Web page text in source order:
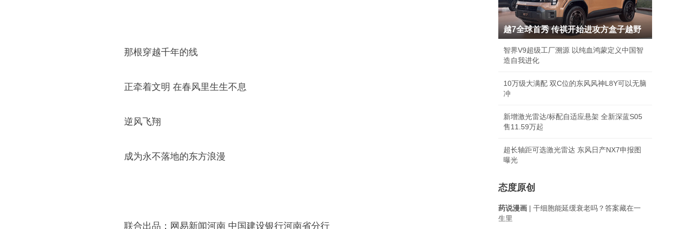
那根穿越千年的线
正牵着文明 在春风里生生不息
逆风飞翔
成为永不落地的东方浪漫
联合出品：网易新闻河南 中国建设银行河南省分行
越7全球首秀 传祺开始进攻方盒子越野
智界V9超级工厂溯源 以纯血鸿蒙定义中国智
造自我进化
10万级大满配 双C位的东风风神L8Y可以无脑
冲
新增激光雷达/标配自适应悬架 全新深蓝S05
售11.59万起
超长轴距可选激光雷达 东风日产NX7申报图
曝光
态度原创
药说漫画 | 干细胞能延缓衰老吗？答案藏在一
生里